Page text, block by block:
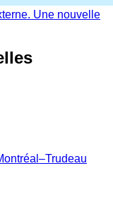
Une nouvelle